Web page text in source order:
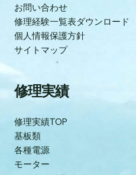
お問い合わせ
修理経験一覧表ダウンロード
個人情報保護方針
サイトマップ
修理実績
修理実績TOP
基板類
各種電源
モーター